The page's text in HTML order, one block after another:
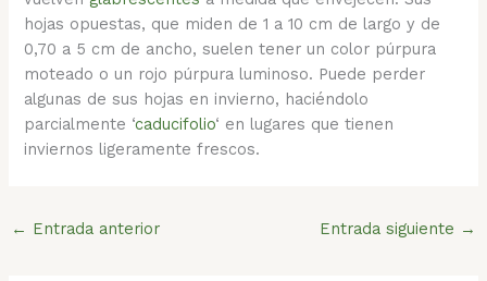
hojas opuestas, que miden de 1 a 10 cm de largo y de
0,70 a 5 cm de ancho, suelen tener un color púrpura
moteado o un rojo púrpura luminoso.​ Puede perder
algunas de sus hojas en invierno, haciéndolo
parcialmente ‘caducifolio‘ en lugares que tienen
inviernos ligeramente frescos.
← Entrada anterior Entrada siguiente →